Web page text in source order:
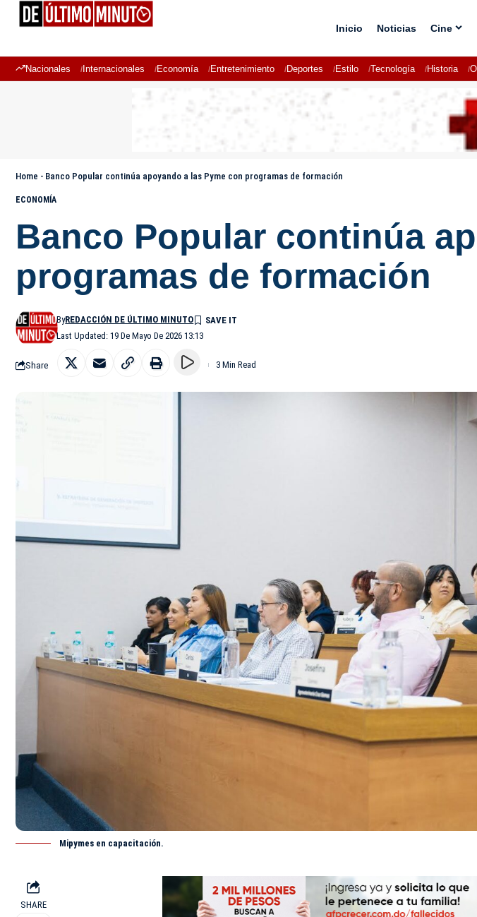
Inicio Noticias Cine
Nacionales Internacionales Economía Entretenimiento Deportes Estilo Tecnología Historia
Home - Banco Popular continúa apoyando a las Pyme con programas de formación
ECONOMÍA
Banco Popular continúa
programas de formación
Last Updated: 19 De Mayo De 2026 13:13
ByREDACCIÓN DE ÚLTIMO MINUTO
Share 3 Min Read
Mipymes en capacitación.
SHARE